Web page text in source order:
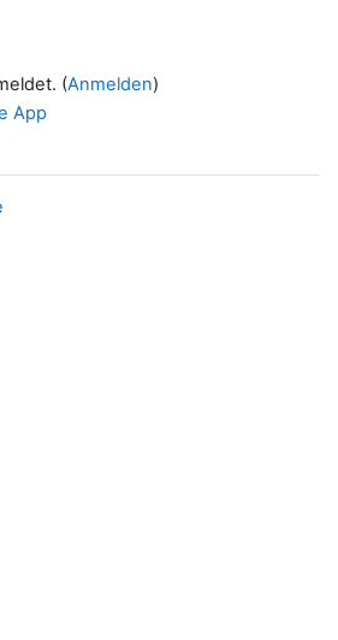
(Anmelden)
App